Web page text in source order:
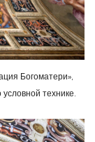
Богоматери»,
технике.